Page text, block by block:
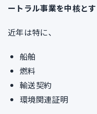
ートラル事業を中核と
近年は特に、
船舶
燃料
輸送契約
環境関連証明